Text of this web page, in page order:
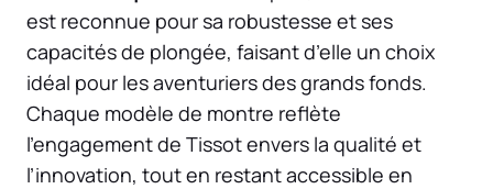
est reconnue pour sa robustesse et ses
capacités de plongée, faisant d’elle un choix
idéal pour les aventuriers des grands fonds.
Chaque modèle de montre reflète
l’engagement de Tissot envers la qualité et
l’innovation, tout en restant accessible en